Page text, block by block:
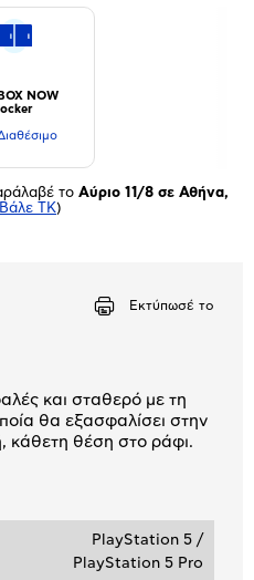
BOX NOW
το Αύριο 11/8 σε Αθήνα,
Βάλε ΤΚ)
Εκτύπωσέ το
και σταθερό με τη
θα εξασφαλίσει στην
κάθετη θέση στο ράφι.
PlayStation 5 /
PlayStation 5 Pro